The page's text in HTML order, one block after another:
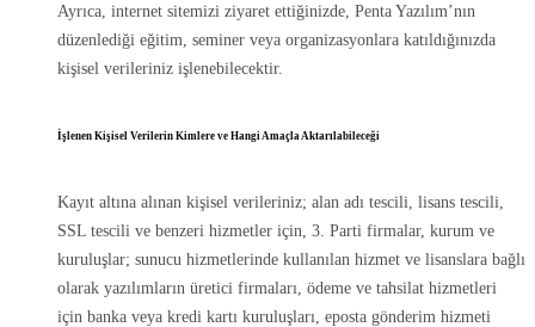
Ayrıca, internet sitemizi ziyaret ettiğinizde, Penta Yazılım’nın
düzenlediği eğitim, seminer veya organizasyonlara katıldığınızda
kişisel verileriniz işlenebilecektir.
İşlenen Kişisel Verilerin Kimlere ve Hangi Amaçla Aktarılabileceği
Kayıt altına alınan kişisel verileriniz; alan adı tescili, lisans tescili,
SSL tescili ve benzeri hizmetler için, 3. Parti firmalar, kurum ve
kuruluşlar; sunucu hizmetlerinde kullanılan hizmet ve lisanslara bağlı
olarak yazılımların üretici firmaları, ödeme ve tahsilat hizmetleri
için banka veya kredi kartı kuruluşları, eposta gönderim hizmeti